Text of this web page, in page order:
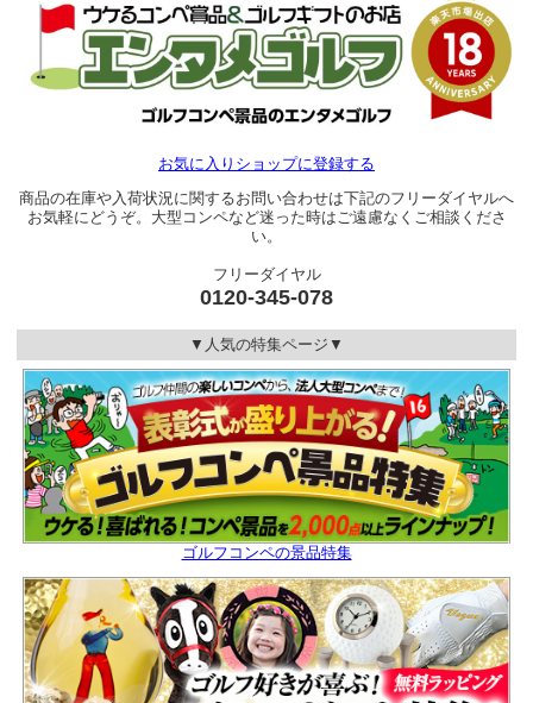
お気に入りショップに登録する
商品の在庫や入荷状況に関するお問い合わせは下記のフリーダイヤルへ
お気軽にどうぞ。大型コンペなど迷った時はご遠慮なくご相談くださ
い。
フリーダイヤル
0120-345-078
▼人気の特集ページ▼
ゴルフコンペの景品特集